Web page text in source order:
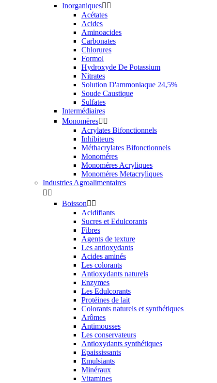
Inorganiques 
Acétates
Acides
Aminoacides
Carbonates
Chlorures
Formol
Hydroxyde De Potassium
Nitrates
Solution D'ammoniaque 24,5%
Soude Caustique
Sulfates
Intermédiaires
Monomères 
Acrylates Bifonctionnels
Inhibiteurs
Méthacrylates Bifonctionnels
Monoméres
Monoméres Acryliques
Monoméres Metacryliques
Industries Agroalimentaires
 
Boisson 
Acidifiants
Sucres et Edulcorants
Fibres
Agents de texture
Les antioxydants
Acides aminés
Les colorants
Antioxydants naturels
Enzymes
Les Edulcorants
Protéines de lait
Colorants naturels et synthétiques
Arômes
Antimousses
Les conservateurs
Antioxydants synthétiques
Epaississants
Emulsiants
Minéraux
Vitamines